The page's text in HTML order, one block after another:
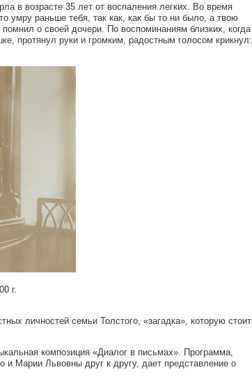
в возрасте 35 лет от воспаления легких. Во время
умру раньше тебя, так как, как бы то ни было, а твою
о своей дочери. По воспоминаниям близких, когда
протянул руки и громким, радостным голосом крикнул:
г.
личностей семьи Толстого, «загадка», которую стоит
композиция «Диалог в письмах». Программа,
и Марии Львовны друг к другу, дает представление о